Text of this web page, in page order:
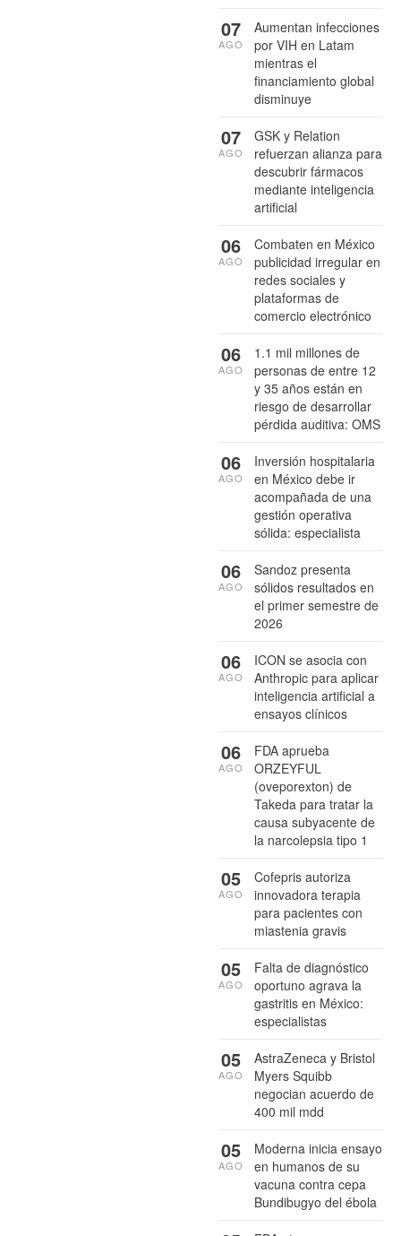
Aumentan infecciones
por VIH en Latam
mientras el
financiamiento global
disminuye
07
AGO
GSK y Relation
refuerzan alianza para
descubrir fármacos
mediante inteligencia
artificial
07
AGO
Combaten en México
publicidad irregular en
redes sociales y
plataformas de
comercio electrónico
06
AGO
1.1 mil millones de
personas de entre 12
y 35 años están en
riesgo de desarrollar
pérdida auditiva: OMS
06
AGO
Inversión hospitalaria
en México debe ir
acompañada de una
gestión operativa
sólida: especialista
06
AGO
Sandoz presenta
sólidos resultados en
el primer semestre de
2026
06
AGO
ICON se asocia con
Anthropic para aplicar
inteligencia artificial a
ensayos clínicos
06
AGO
FDA aprueba
ORZEYFUL
(oveporexton) de
Takeda para tratar la
causa subyacente de
la narcolepsia tipo 1
06
AGO
Cofepris autoriza
innovadora terapia
para pacientes con
miastenia gravis
05
AGO
Falta de diagnóstico
oportuno agrava la
gastritis en México:
especialistas
05
AGO
AstraZeneca y Bristol
Myers Squibb
negocian acuerdo de
400 mil mdd
05
AGO
Moderna inicia ensayo
en humanos de su
vacuna contra cepa
Bundibugyo del ébola
05
AGO